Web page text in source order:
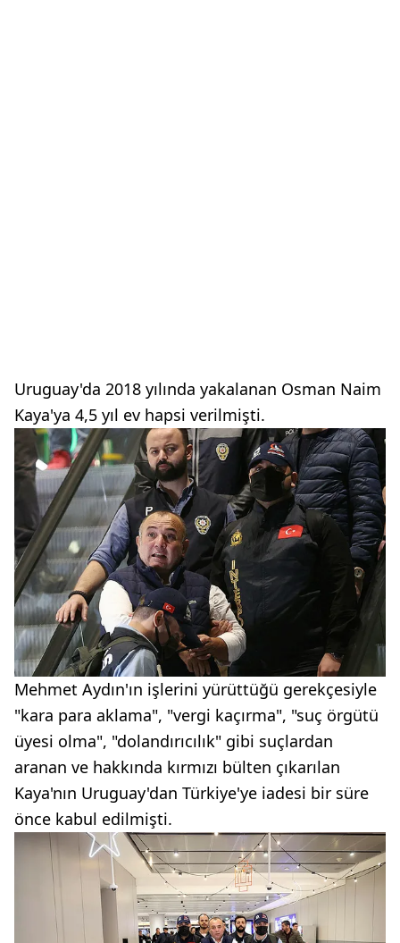
Uruguay'da 2018 yılında yakalanan Osman Naim
Kaya'ya 4,5 yıl ev hapsi verilmişti.
Mehmet Aydın'ın işlerini yürüttüğü gerekçesiyle
"kara para aklama", "vergi kaçırma", "suç örgütü
üyesi olma", "dolandırıcılık" gibi suçlardan
aranan ve hakkında kırmızı bülten çıkarılan
Kaya'nın Uruguay'dan Türkiye'ye iadesi bir süre
önce kabul edilmişti.